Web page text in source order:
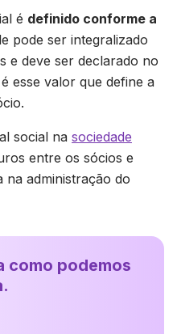
é definido conforme a
pode ser integralizado
e deve ser declarado no
esse valor que define a
social na sociedade
entre os sócios e
administração do
como podemos